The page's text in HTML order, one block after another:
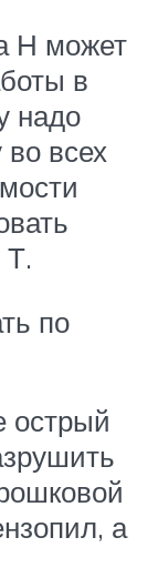
Н может
в
надо
во всех
Т.
по
острый
а